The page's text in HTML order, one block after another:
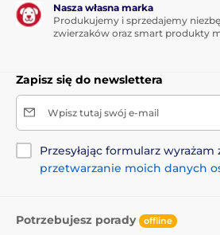
naciśnięciem bez problemu
zatrzymasz lub pozwolisz na
taśmy smyczy, która pod żadnym
Możliwość szybkiej reakcji to
Uchwyt jest gumowany,dzięki
w dłoni!
Nasza własna marka
Produkujemy i sprzedajemy
zwierzaków oraz smart produkty
Zapisz się do newslettera
Wpisz tutaj swój e-mail
Przesyłając formularz wyrażam
przetwarzanie moich danych
Potrzebujesz porady offline